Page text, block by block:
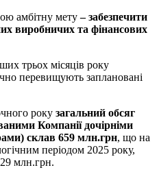
амбітну мету– забезпечити
виробничих та фінансових
трьох місяців року
перевищують заплановані
року загальний обсяг
Компанії дочірніми
склав 659 млн.грн, що на
періодом 2025 року,
млн.грн.